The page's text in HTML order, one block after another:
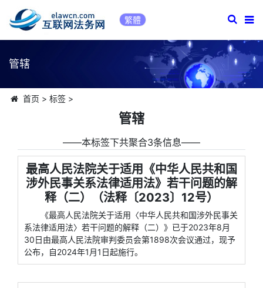
繁體
管辖
首页 > 标签>
管辖
――本标签下共聚合3条信息――
最高人民法院关于适用《中华人民共和国
涉外民事关系法律适用法》若干问题的解
释（二）（法释〔2023〕12号）
《最高人民法院关于适用〈中华人民共和国涉外民事关
系法律适用法〉若干问题的解释（二）》已于2023年8月
30日由最高人民法院审判委员会第1898次会议通过，现予
公布，自2024年1月1日起施行。